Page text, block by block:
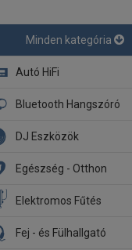
Minden kategória
Autó HiFi
Fejegység
Erősítő
Hangszóró
Mélysugárzó
Menetrögzítő kamerák
Bluetooth Hangszóró
DJ Eszközök
DJ Fejhallgató
DJ Lemezjátszó
Stúdió Monitor
Egészség - Otthon
Aroma diffúzor
Légmosó
Elektromos Fűtés
Fűtőpanel
Fej - és Fülhallgató